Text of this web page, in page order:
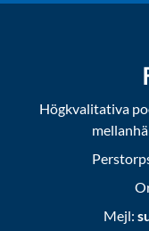
Högkvalitativa
Mejl: